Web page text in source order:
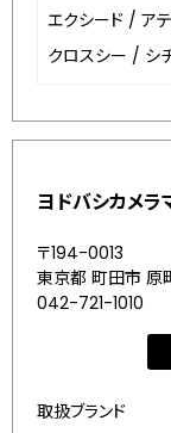
エクシード / ア
クロスシー / シ
ヨドバシカメラ
〒194-0013
東京都 町田市 原
042-721-1010
取扱ブランド